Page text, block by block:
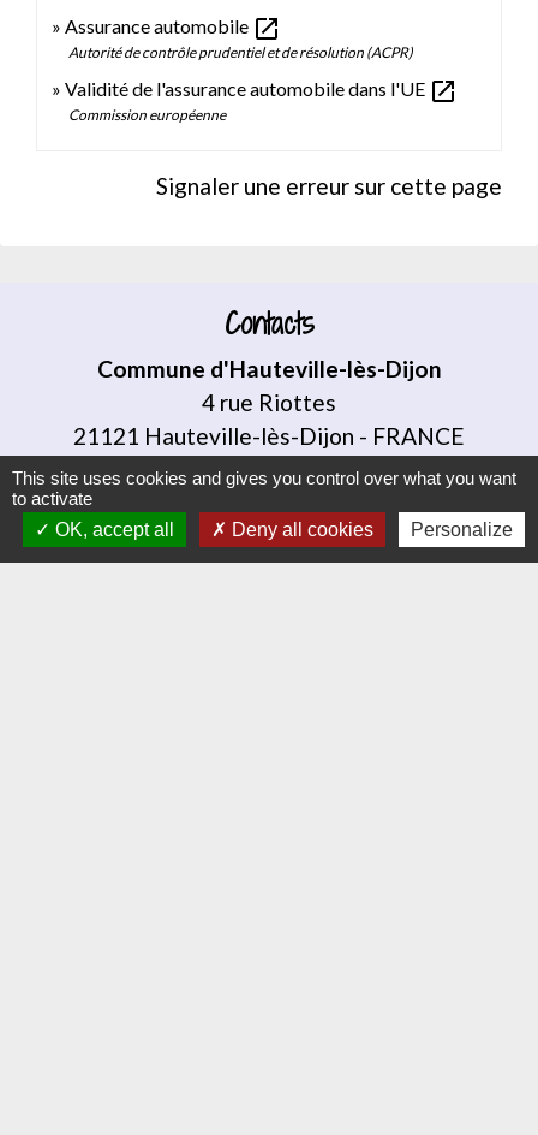
Assurance automobile open_in_new
Autorité de contrôle prudentiel et de résolution (ACPR)
Validité de l'assurance automobile dans l'UE open_in_new
Commission européenne
Signaler une erreur sur cette page
Contacts
Commune d'Hauteville-lès-Dijon
4 rue Riottes
21121 Hauteville-lès-Dijon - FRANCE
+33 3 80 58 07 08
Contact par formulaire
This site uses cookies and gives you control over what you want
to activate
OK, accept all
Deny all cookies Personalize